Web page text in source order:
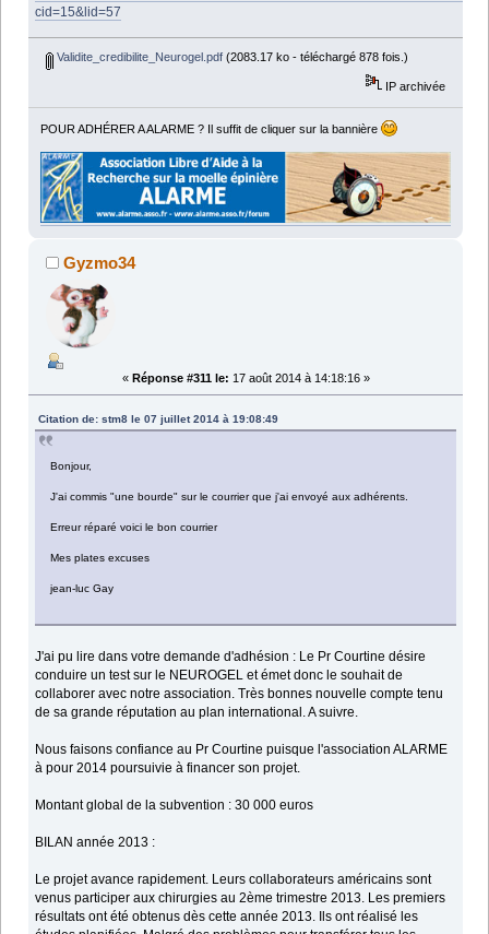
cid=15&lid=57
Validite_credibilite_Neurogel.pdf(2083.17 ko - téléchargé 878 fois.)
IP archivée
POUR ADHÉRER A ALARME ? Il suffit de cliquer sur la bannière
Gyzmo34
« Réponse #311 le: 17 août 2014 à 14:18:16 »
Citation de: stm8 le 07 juillet 2014 à 19:08:49
Bonjour,
J'ai commis "une bourde" sur le courrier que j'ai envoyé aux adhérents.
Erreur réparé voici le bon courrier
Mes plates excuses
jean-luc Gay
J'ai pu lire dans votre demande d'adhésion : Le Pr Courtine désire
conduire un test sur le NEUROGEL et émet donc le souhait de
collaborer avec notre association. Très bonnes nouvelle compte tenu
de sa grande réputation au plan international. A suivre.
Nous faisons confiance au Pr Courtine puisque l'association ALARME
à pour 2014 poursuivie à financer son projet.
Montant global de la subvention : 30 000 euros
BILAN année 2013 :
Le projet avance rapidement. Leurs collaborateurs américains sont
venus participer aux chirurgies au 2ème trimestre 2013. Les premiers
résultats ont été obtenus dès cette année 2013. Ils ont réalisé les